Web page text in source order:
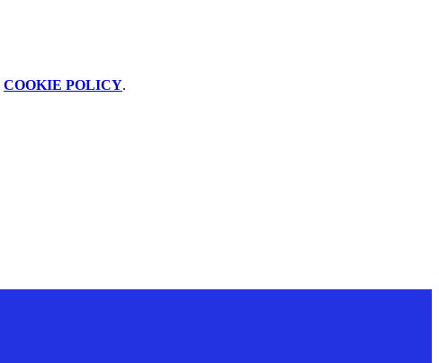
COOKIE POLICY.